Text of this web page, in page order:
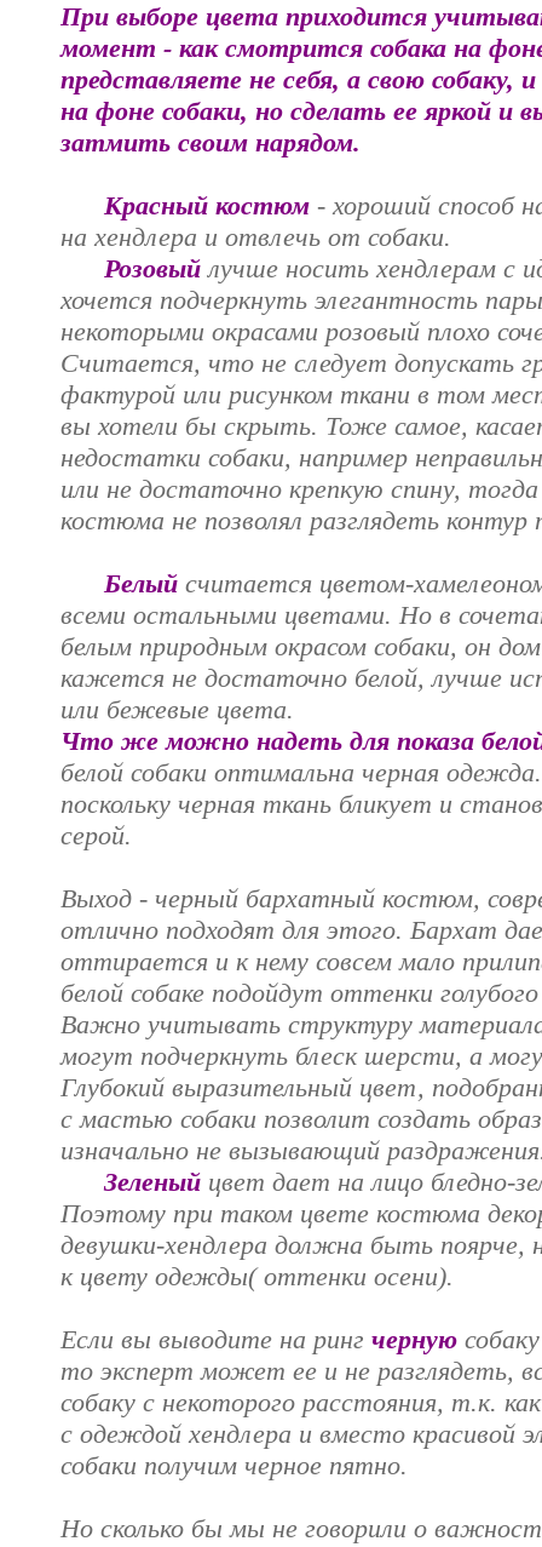
При выборе цвета приходится
момент - как смотрится собака на
представляете не себя, а свою
на фоне собаки, но сделать ее яркой и
затмить своим нарядом.
Красный костюм - хороший способ
на хендлера и отвлечь от собаки.
Розовый лучше носить хендлерам с
хочется подчеркнуть элегантность
некоторыми окрасами розовый плохо
Считается, что не следует допускать
фактурой или рисунком ткани в том
вы хотели бы скрыть. Тоже самое,
недостатки собаки, например
или не достаточно крепкую спину,
костюма не позволял разглядеть контур
Белый считается цветом-
всеми остальными цветами. Но в
белым природным окрасом собаки, он
кажется не достаточно белой, лучше
или бежевые цвета.
Что же можно надеть для показа
белой собаки оптимальна черная
поскольку черная ткань бликует и
серой.
Выход - черный бархатный костюм,
отлично подходят для этого. Бархат
оттирается и к нему совсем мало
белой собаке подойдут оттенки
Важно учитывать структуру
могут подчеркнуть блеск шерсти, а
Глубокий выразительный цвет,
с мастью собаки позволит создать
изначально не вызывающий
Зеленый цвет дает на лицо бледно-
Поэтому при таком цвете костюма
девушки-хендлера должна быть поярче,
к цвету одежды( оттенки осени).
Если вы выводите на ринг черную
то эксперт может ее и не разглядеть,
собаку с некоторого расстояния, т.к.
с одеждой хендлера и вместо красивой
собаки получим черное пятно.
Но сколько бы мы не говорили о